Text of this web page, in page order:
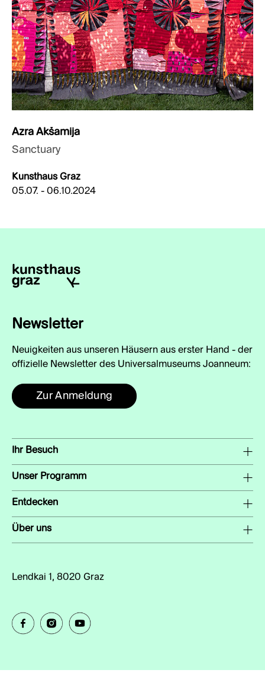
Azra Akšamija
Sanctuary
Kunsthaus Graz
05.07. - 06.10.2024
Newsletter
Neuigkeiten aus unseren Häusern aus erster Hand - der
offizielle Newsletter des Universalmuseums Joanneum:
Zur Anmeldung
Ihr Besuch
Unser Programm
Entdecken
Über uns
Lendkai 1, 8020 Graz